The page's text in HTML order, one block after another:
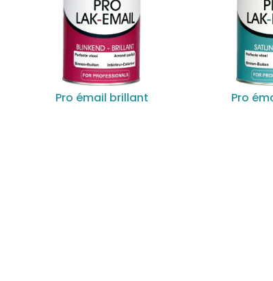
Pro émail brillant Pro